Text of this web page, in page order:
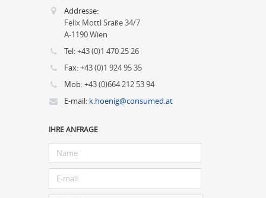
Addresse:
Felix Mottl Sraße 34/7
A-1190 Wien
Tel:+43 (0)1 470 25 26
Fax:+43 (0)1 924 95 35
Mob:+43 (0)664 212 53 94
E-mail: k.hoenig@consumed.at
IHRE ANFRAGE